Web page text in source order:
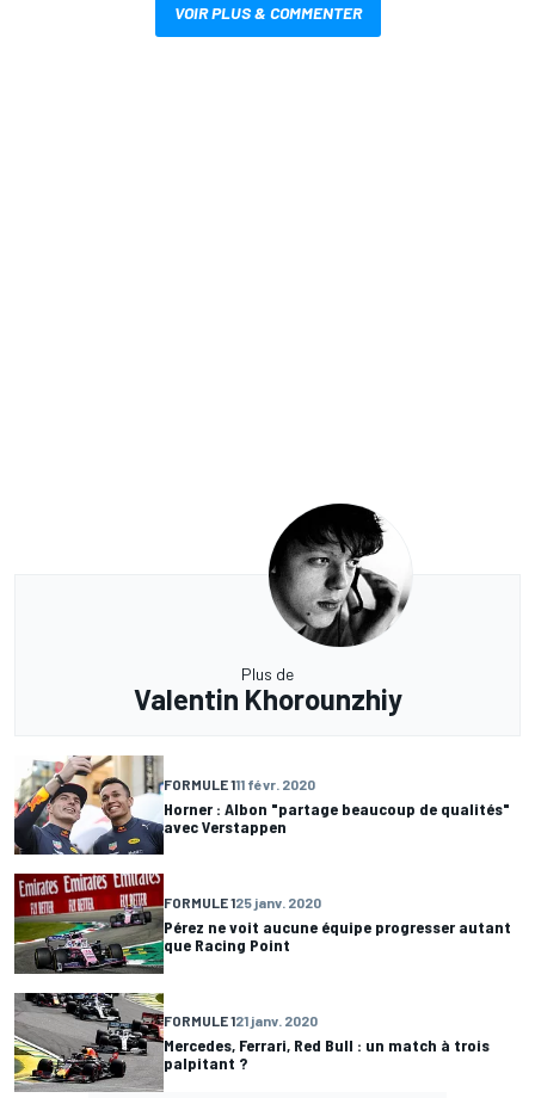
VOIR PLUS & COMMENTER
Plus de
Valentin Khorounzhiy
FORMULE 111 févr. 2020
Horner : Albon "partage beaucoup de qualités"
avec Verstappen
FORMULE 125 janv. 2020
Pérez ne voit aucune équipe progresser autant
que Racing Point
FORMULE 121 janv. 2020
Mercedes, Ferrari, Red Bull : un match à trois
palpitant ?